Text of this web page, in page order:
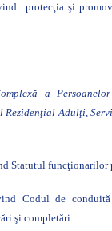
protecţia şi
a
Rezidenţial Adulţi,
Statutul
Codul de
şi completări